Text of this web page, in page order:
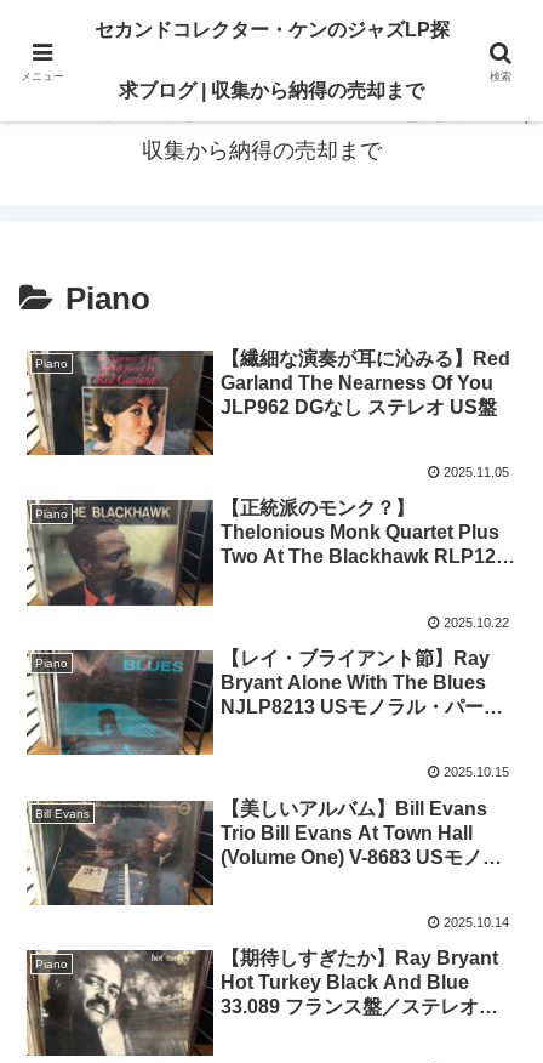
最高の“一枚”は、いつも知識の先にある。オリジナル盤も、賢いセカンド盤
収集から納得の売却まで
Piano
Piano
【繊細な演奏が耳に沁みる】Red
Garland The Nearness Of You
JLP962 DGなし ステレオ US盤
2025.11.05
Piano
【正統派のモンク？】
Thelonious Monk Quartet Plus
Two At The Blackhawk RLP12-
2025.10.22
Piano
【レイ・ブライアント節】Ray
Bryant Alone With The Blues
NJLP8213 USモノラル・パープ
2025.10.15
Bill Evans
【美しいアルバム】Bill Evans
Trio Bill Evans At Town Hall
(Volume One) V-8683 USモノラ
2025.10.14
Piano
【期待しすぎたか】Ray Bryant
Hot Turkey Black And Blue
33.089 フランス盤／ステレオオ
メニュー
セカンドコレクター・ケンのジャズLP探
求ブログ | 収集から納得の売却まで
検索